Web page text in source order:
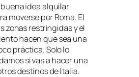
buena idea alquilar
moverse por Roma. El
zonas restringidas y el
hacen que sea una
práctica. Solo lo
si vas a hacer una
destinos de Italia.